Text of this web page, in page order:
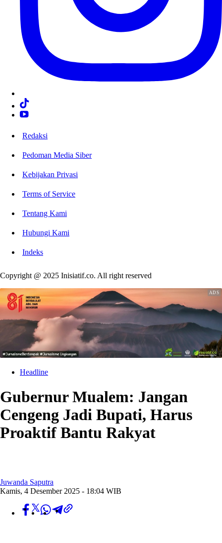
Redaksi
Pedoman Media Siber
Kebijakan Privasi
Terms of Service
Tentang Kami
Hubungi Kami
Indeks
Copyright @ 2025 Inisiatif.co. All right reserved
Headline
Gubernur Mualem: Jangan
Cengeng Jadi Bupati, Harus
Proaktif Bantu Rakyat
Juwanda Saputra
Kamis, 4 Desember 2025 - 18:04 WIB